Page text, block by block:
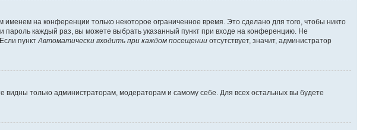
именем на конференции только некоторое ограниченное время. Это сделано для того, чтобы никто
пароль каждый раз, вы можете выбрать указанный пункт при входе на конференцию. Не
пункт Автоматически входить при каждом посещении отсутствует, значит, администратор
видны только администраторам, модераторам и самому себе. Для всех остальных вы будете